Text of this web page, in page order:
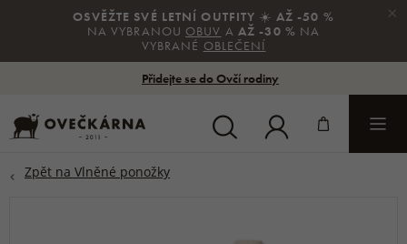
OSVĚŽTE SVÉ LETNÍ OUTFITY ☀️ AŽ -50 %
NA VYBRANOU OBUV A AŽ -30 % NA
VYBRANÉ OBLEČENÍ
×
Přidejte se do Ovčí rodiny